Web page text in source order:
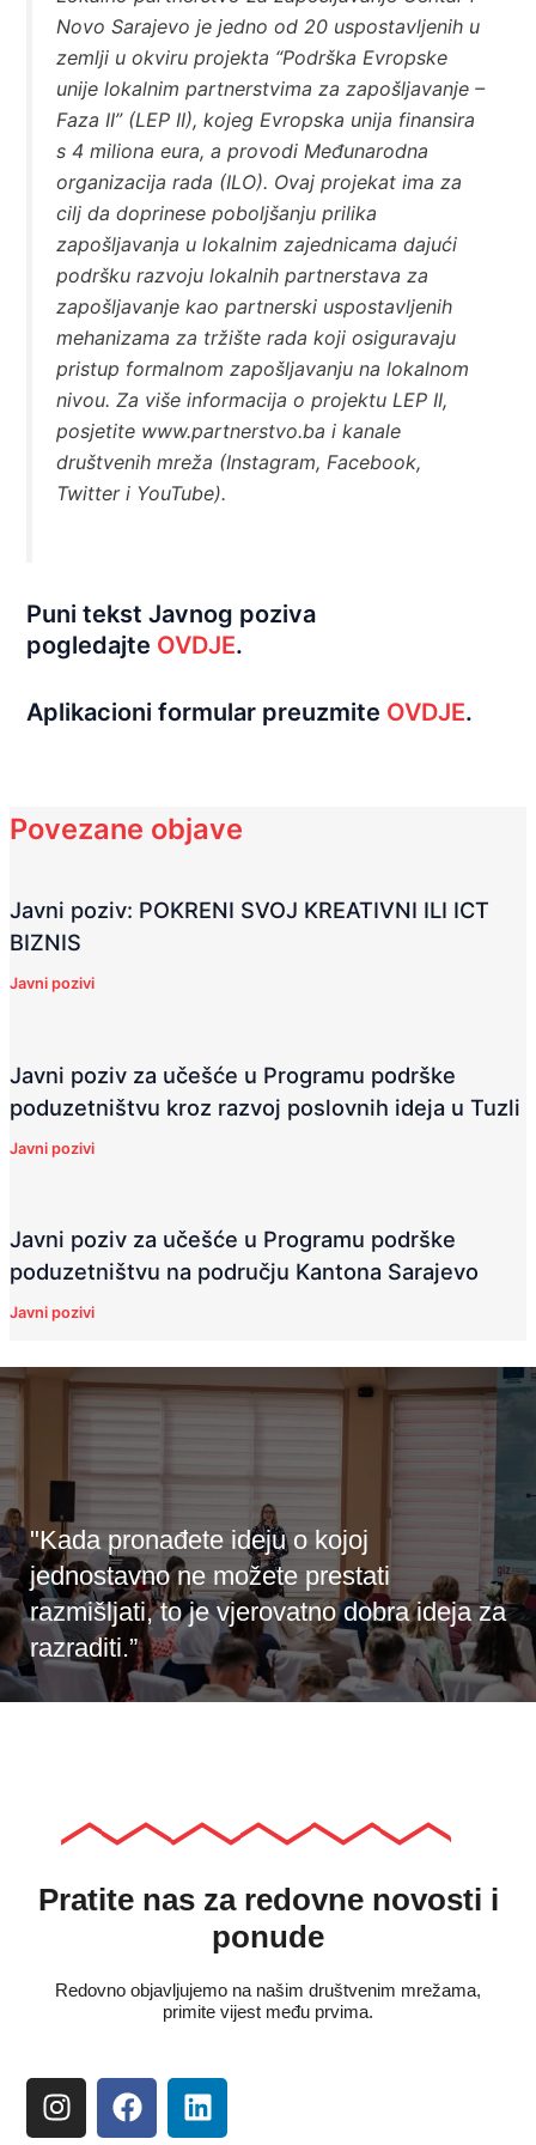
Novo Sarajevo je jedno od 20 uspostavljenih u
zemlji u okviru projekta “Podrška Evropske
unije lokalnim partnerstvima za zapošljavanje –
Faza II” (LEP II), kojeg Evropska unija finansira
s 4 miliona eura, a provodi Međunarodna
organizacija rada (ILO). Ovaj projekat ima za
cilj da doprinese poboljšanju prilika
zapošljavanja u lokalnim zajednicama dajući
podršku razvoju lokalnih partnerstava za
zapošljavanje kao partnerski uspostavljenih
mehanizama za tržište rada koji osiguravaju
pristup formalnom zapošljavanju na lokalnom
nivou. Za više informacija o projektu LEP II,
posjetite www.partnerstvo.ba i kanale
društvenih mreža (Instagram, Facebook,
Twitter i YouTube).
Puni tekst Javnog poziva
pogledajte OVDJE.
Aplikacioni formular preuzmite OVDJE.
Povezane objave
Javni poziv: POKRENI SVOJ KREATIVNI ILI ICT
BIZNIS
Javni pozivi
Javni poziv za učešće u Programu podrške
poduzetništvu kroz razvoj poslovnih ideja u Tuzli
Javni pozivi
Javni poziv za učešće u Programu podrške
poduzetništvu na području Kantona Sarajevo
Javni pozivi
"Kada pronađete ideju o kojoj
jednostavno ne možete prestati
razmišljati, to je vjerovatno dobra ideja za
razraditi.”
Pratite nas za redovne novosti i
ponude
Redovno objavljujemo na našim društvenim mrežama,
primite vijest među prvima.
I
n
F
a
L
i